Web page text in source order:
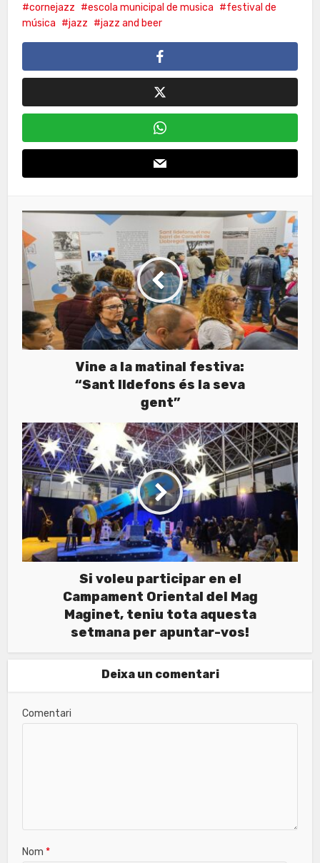
cornejazz escola municipal de musica
festival de
música
jazz jazz and beer
Vine a la matinal festiva:
“Sant Ildefons és la seva
gent”
Si voleu participar en el
Campament Oriental del Mag
Maginet, teniu tota aquesta
setmana per apuntar-vos!
Deixa un comentari
Comentari
Nom*